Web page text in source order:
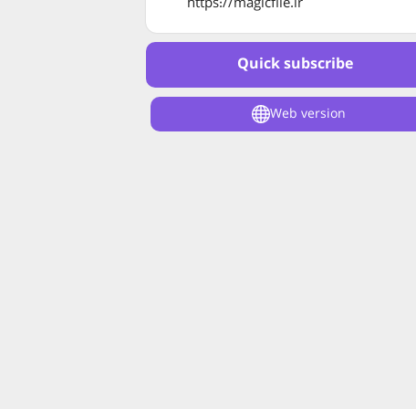
Quick subscribe
Web version